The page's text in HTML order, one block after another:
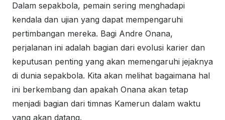
Dalam sepakbola, pemain sering menghadapi
kendala dan ujian yang dapat mempengaruhi
pertimbangan mereka. Bagi Andre Onana,
perjalanan ini adalah bagian dari evolusi karier dan
keputusan penting yang akan memengaruhi jejaknya
di dunia sepakbola. Kita akan melihat bagaimana hal
ini berkembang dan apakah Onana akan tetap
menjadi bagian dari timnas Kamerun dalam waktu
yang akan datang.